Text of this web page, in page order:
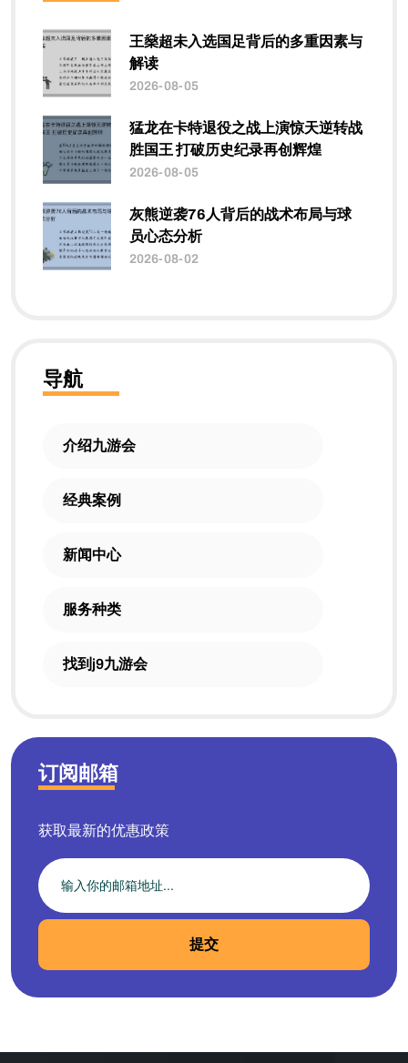
王燊超未入选国足背后的多重因素与
解读
2026-08-05
猛龙在卡特退役之战上演惊天逆转战
胜国王 打破历史纪录再创辉煌
2026-08-05
灰熊逆袭76人背后的战术布局与球
员心态分析
2026-08-02
导航
介绍九游会
经典案例
新闻中心
服务种类
找到j9九游会
订阅邮箱
获取最新的优惠政策
提交